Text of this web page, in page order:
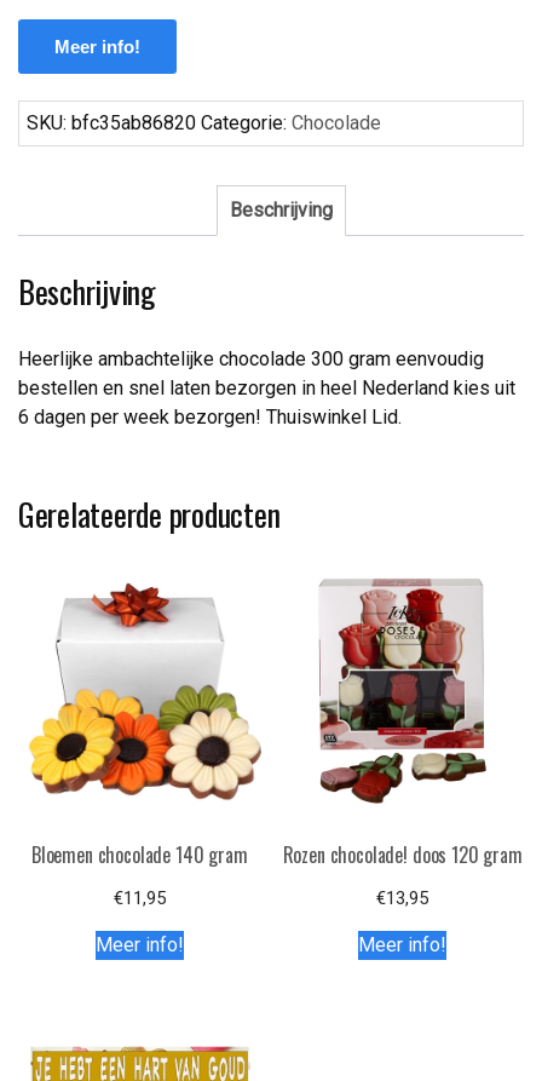
Meer info!
SKU: bfc35ab86820 Categorie: Chocolade
Beschrijving
Beschrijving
Heerlijke ambachtelijke chocolade 300 gram eenvoudig
bestellen en snel laten bezorgen in heel Nederland kies uit
6 dagen per week bezorgen! Thuiswinkel Lid.
Gerelateerde producten
Bloemen chocolade 140 gram
€11,95
Meer info!
Rozen chocolade! doos 120 gram
€13,95
Meer info!